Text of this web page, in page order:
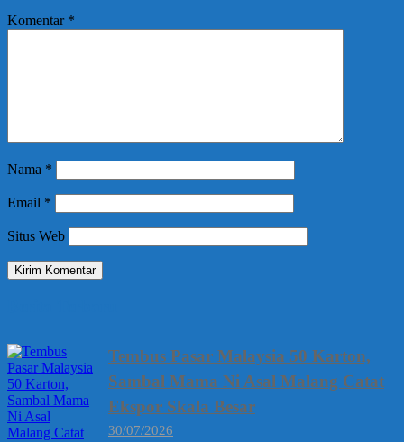
Komentar *
Nama *
Email *
Situs Web
Tembus Pasar Malaysia 50 Karton,
Sambal Mama Ni Asal Malang Catat
Ekspor Skala Besar
30/07/2026